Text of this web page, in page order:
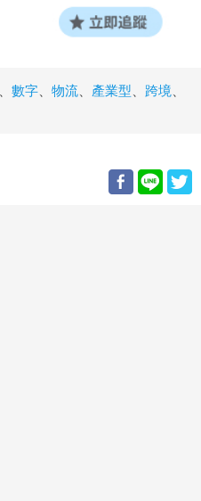
數字 物流 產業型 跨境